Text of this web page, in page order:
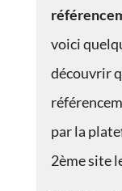
voici
découvrir
par la
2ème site